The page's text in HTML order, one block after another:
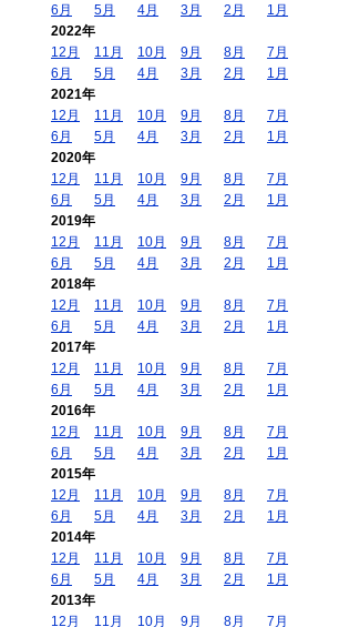
6月
5月 4月 3月 2月
1月
2022年
12月
11月 10月 9月 8月
7月
6月
5月 4月 3月 2月
1月
2021年
12月
11月 10月 9月 8月
7月
6月
5月 4月 3月 2月
1月
2020年
12月
11月 10月 9月 8月
7月
6月
5月 4月 3月 2月
1月
2019年
12月
11月 10月 9月 8月
7月
6月
5月 4月 3月 2月
1月
2018年
12月
11月 10月 9月 8月
7月
6月
5月 4月 3月 2月
1月
2017年
12月
11月 10月 9月 8月
7月
6月
5月 4月 3月 2月
1月
2016年
12月
11月 10月 9月 8月
7月
6月
5月 4月 3月 2月
1月
2015年
12月
11月 10月 9月 8月
7月
6月
5月 4月 3月 2月
1月
2014年
12月
11月 10月 9月 8月
7月
6月
5月 4月 3月 2月
1月
2013年
12月
11月 10月 9月 8月 7月